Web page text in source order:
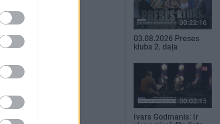
00:22:16
03.08.2026 Preses
klubs 2. daļa
00:02:15
Ivars Godmanis: Ir